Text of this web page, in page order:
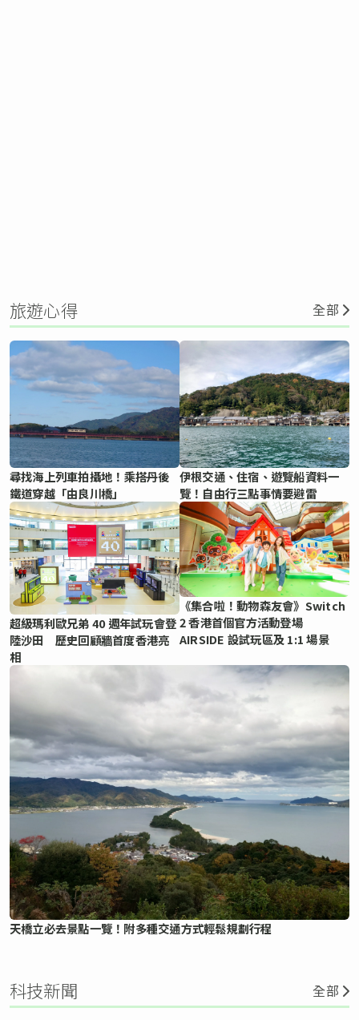
旅遊心得 全部
尋找海上列車拍攝地！乘搭丹後
鐵道穿越「由良川橋」
伊根交通、住宿、遊覽船資料一
覽！自由行三點事情要避雷
超級瑪利歐兄弟 40 週年試玩會登
陸沙田 歷史回顧牆首度香港亮
相
《集合啦！動物森友會》Switch
2 香港首個官方活動登場
AIRSIDE 設試玩區及 1:1 場景
天橋立必去景點一覽！附多種交通方式輕鬆規劃行程
科技新聞 全部